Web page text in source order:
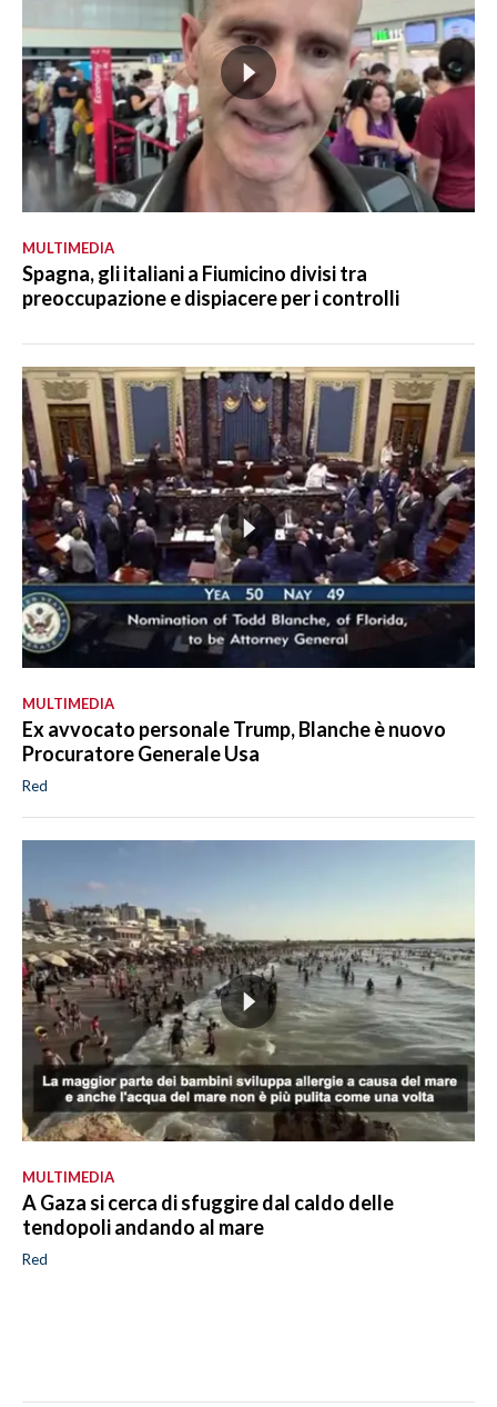
MULTIMEDIA
Spagna, gli italiani a Fiumicino divisi tra
preoccupazione e dispiacere per i controlli
MULTIMEDIA
Ex avvocato personale Trump, Blanche è nuovo
Procuratore Generale Usa
Red
MULTIMEDIA
A Gaza si cerca di sfuggire dal caldo delle
tendopoli andando al mare
Red